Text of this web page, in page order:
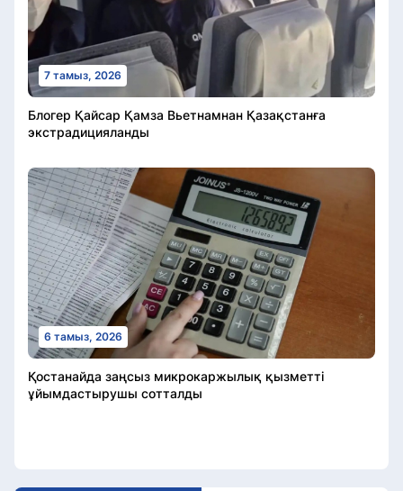
7 тамыз, 2026
Блогер Қайсар Қамза Вьетнамнан Қазақстанға
экстрадицияланды
6 тамыз, 2026
Қостанайда заңсыз микрокаржылық қызметті
ұйымдастырушы сотталды